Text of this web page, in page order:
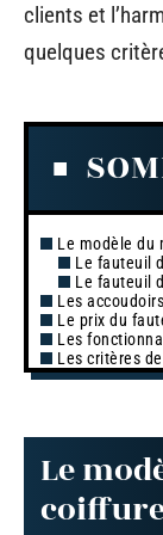
clients et
quelques
Le modèle du
Le fauteuil
Le fauteuil
Les
Le prix du
Les
Les critères
Le